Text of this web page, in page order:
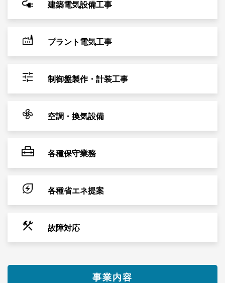
建築電気設備工事
プラント電気工事
制御盤製作・計装工事
空調・換気設備
各種保守業務
各種省エネ提案
故障対応
事業内容